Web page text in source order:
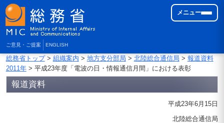
ご意見・ご提案 ENGLISH
メニュー
総務省トップ> 組織案内 > 地方支分部局 > 北陸総合通信局 > 報道資料
2011年> 平成23年度「電波の日・情報通信月間」における表彰
報道資料
平成23年6月15日
北陸総合通信局